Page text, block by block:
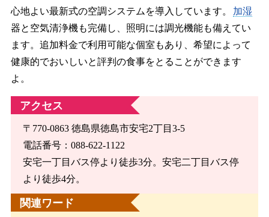
心地よい最新式の空調システムを導入しています。
加湿
器と空気清浄機も完備し、照明には調光機能も備えてい
ます。追加料金で利用可能な個室もあり、希望によって
健康的でおいしいと評判の食事をとることができます
よ。
アクセス
〒770-0863 徳島県徳島市安宅2丁目3-5
電話番号：088-622-1122
安宅一丁目バス停より徒歩3分。安宅二丁目バス停
より徒歩4分。
関連ワード